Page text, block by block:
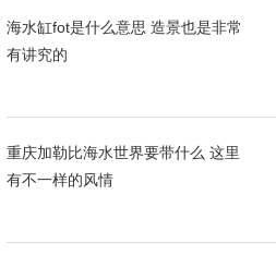
海水缸fot是什么意思 造景也是非常
有讲究的
重庆加勒比海水世界要带什么 这里
有不一样的风情